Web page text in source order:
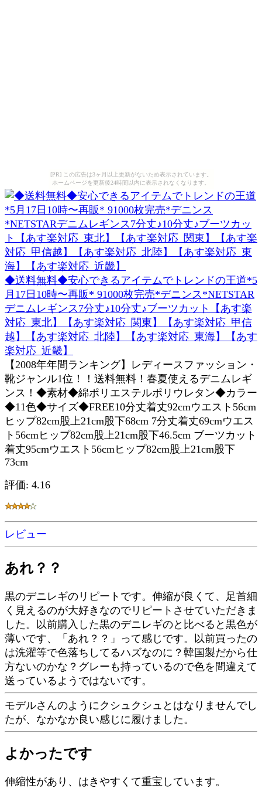
[PR] この広告は3ヶ月以上更新がないため表示されています。
ホームページを更新後24時間以内に表示されなくなります。
◆送料無料◆安心できるアイテムでトレンドの王道*5
月17日10時〜再販* 91000枚完売*デニンス*NETSTAR
デニムレギンス7分丈♪10分丈♪ブーツカット【あす楽
対応_東北】【あす楽対応_関東】【あす楽対応_甲信
越】【あす楽対応_北陸】【あす楽対応_東海】【あす
楽対応_近畿】
【2008年年間ランキング】レディースファッション・
靴ジャンル1位！！送料無料！春夏使えるデニムレギ
ンス！◆素材◆綿ポリエステルポリウレタン◆カラー
◆11色◆サイズ◆FREE10分丈着丈92cmウエスト56cm
ヒップ82cm股上21cm股下68cm 7分丈着丈69cmウエス
ト56cmヒップ82cm股上21cm股下46.5cm ブーツカット
着丈95cmウエスト56cmヒップ82cm股上21cm股下
73cm
評価: 4.16
レビュー
あれ？？
黒のデニレギのリピートです。伸縮が良くて、足首細
く見えるのが大好きなのでリピートさせていただきま
した。以前購入した黒のデニレギのと比べると黒色が
薄いです、「あれ？？」って感じです。以前買ったの
は洗濯等で色落ちしてるハズなのに？韓国製だから仕
方ないのかな？グレーも持っているので色を間違えて
送っているようではないです。
モデルさんのようにクシュクシュとはなりませんでし
たが、なかなか良い感じに履けました。
よかったです
伸縮性があり、はきやすくて重宝しています。